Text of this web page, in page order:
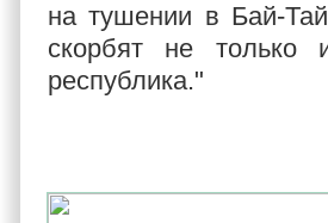
на тушении в Бай-
скорбят не
республика."